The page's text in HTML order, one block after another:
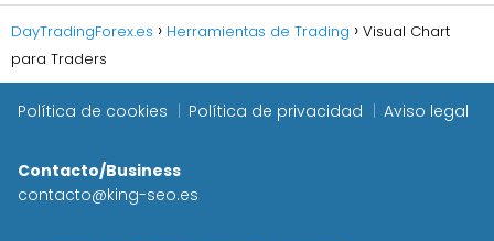
DayTradingForex.es Herramientas de Trading
Visual Chart
para Traders
Política de cookies Política de privacidad Aviso legal
Contacto/Business
contacto@king-seo.es